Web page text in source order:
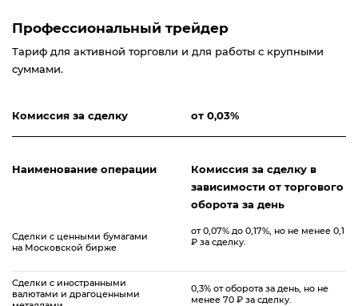
Профессиональный трейдер
Тариф для активной торговли и для работы с крупными
суммами.
Комиcсия за сделку от 0,03%
Наименование операции
Комиссия за сделку в
зависимости от торгового
оборота за день
Сделки с ценными бумагами
на Московской бирже
от 0,07% до 0,17%, но не менее 0,1
₽ за сделку.
Сделки с иностранными
валютами и драгоценными
0,3% от оборота за день, но не
менее 70 ₽ за сделку.